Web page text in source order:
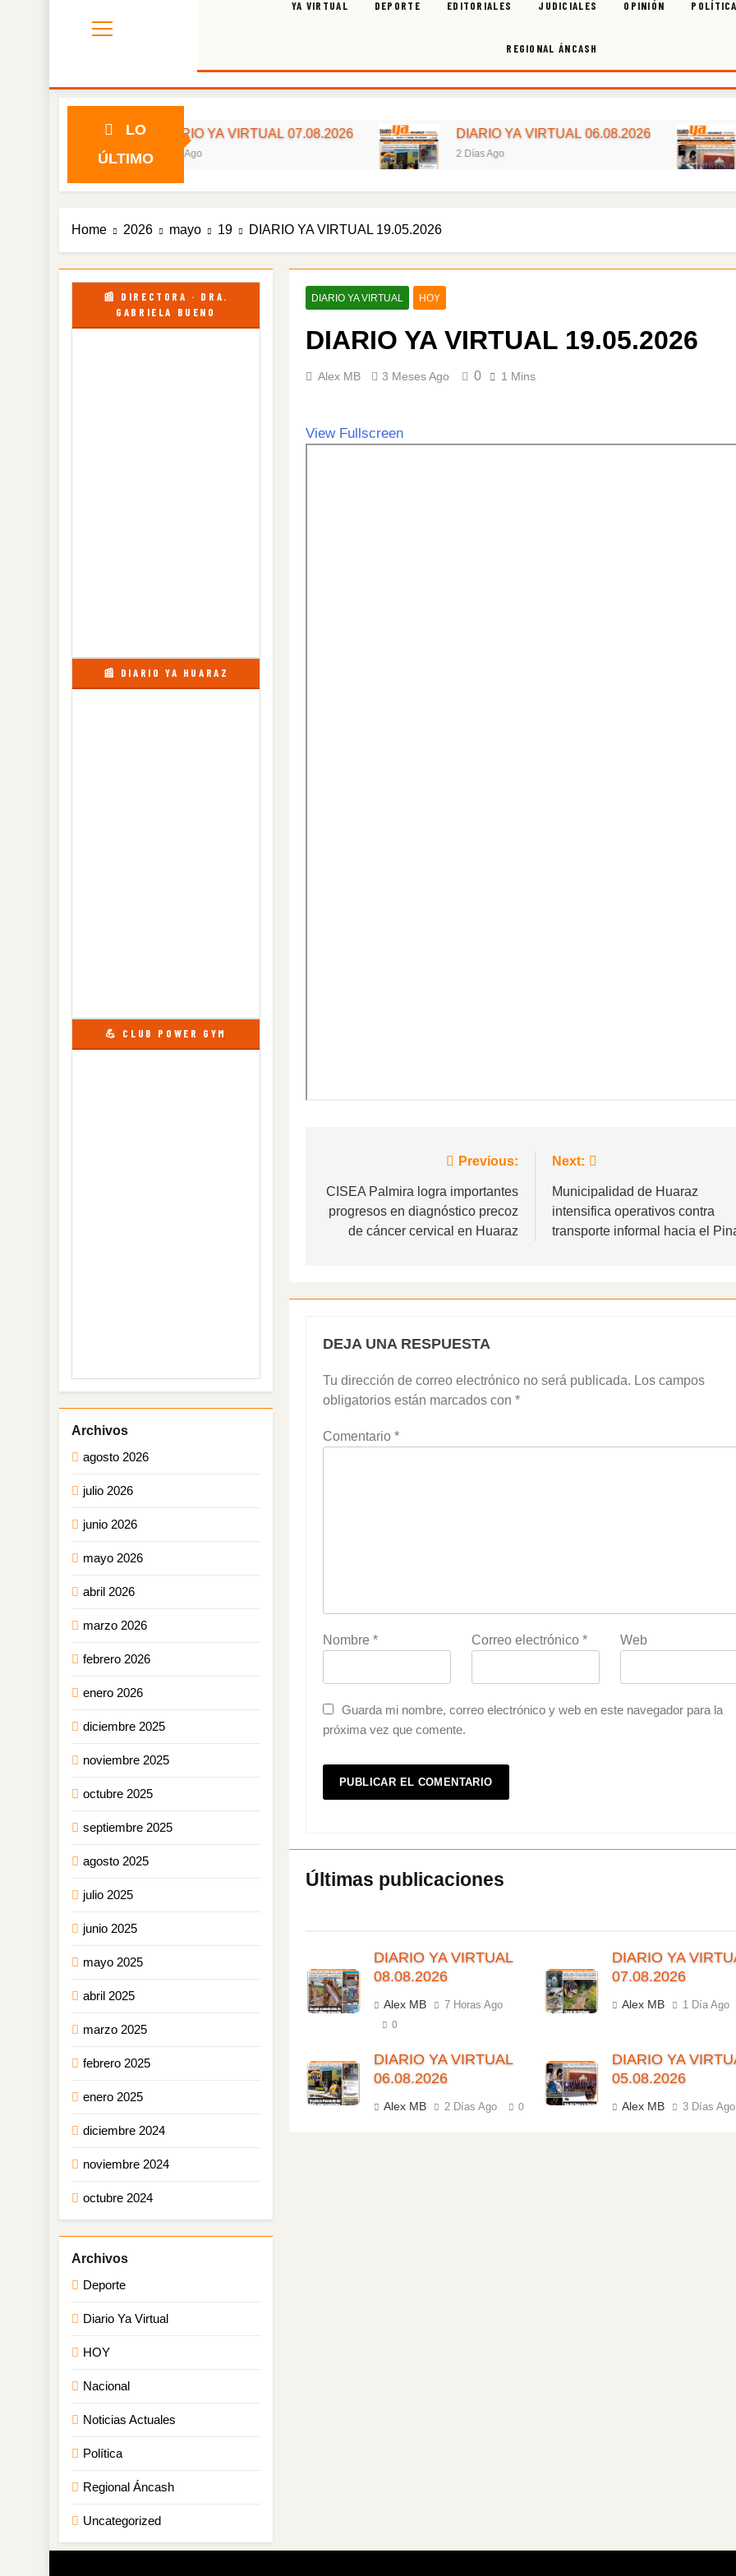
YA VIRTUAL DEPORTE EDITORIALES JUDICIALES OPINIÓN
REGIONAL ÁNCASH
LO
ÚLTIMO
DIARIO YA VIRTUAL 07.08.2026
1 Día Ago
DIARIO YA VIRTUAL 06.08.2026
2 Días Ago 3 Días Ago
Home 2026 mayo 19 DIARIO YA VIRTUAL 19.05.2026
📰 DIRECTORA · DRA.
GABRIELA BUENO
📰 DIARIO YA HUARAZ
💪 CLUB POWER GYM
agosto 2026
julio 2026
junio 2026
mayo 2026
abril 2026
marzo 2026
febrero 2026
enero 2026
diciembre 2025
noviembre 2025
octubre 2025
septiembre 2025
agosto 2025
julio 2025
junio 2025
mayo 2025
abril 2025
marzo 2025
febrero 2025
enero 2025
diciembre 2024
noviembre 2024
octubre 2024
Deporte
Diario Ya Virtual
HOY
Nacional
Noticias Actuales
Política
Regional Áncash
Uncategorized
DIARIO YA VIRTUAL HOY
DIARIO YA VIRTUAL 19.05.2026
Alex MB 3 Meses Ago 0 1 Mins
View Fullscreen
de
entradas
Previous:
CISEA Palmira logra importantes
progresos en diagnóstico precoz
de cáncer cervical en Huaraz
Next:
Municipalidad de Huaraz
intensifica operativos contra
transporte informal hacia el
DEJA UNA RESPUESTA
Tu dirección de correo electrónico no será publicada. Los campos
obligatorios están marcados con *
Comentario *
Nombre * Correo electrónico* Web
Guarda mi nombre, correo electrónico y web en este navegador para la
próxima vez que comente.
DIARIO YA VIRTUAL
08.08.2026
Alex MB 7 Horas Ago
0
DIARIO YA
07.08.2026
Alex MB 1 Día Ago
DIARIO YA VIRTUAL
06.08.2026
Alex MB 2 Días Ago 0
DIARIO YA
05.08.2026
Alex MB 3 Días Ago